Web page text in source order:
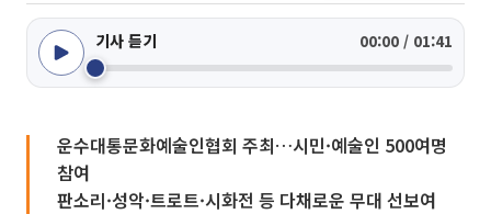
기사 듣기 00:00 / 01:41
운수대통문화예술인협회 주최…시민·예술인 500여명
참여
판소리·성악·트로트·시화전 등 다채로운 무대 선보여